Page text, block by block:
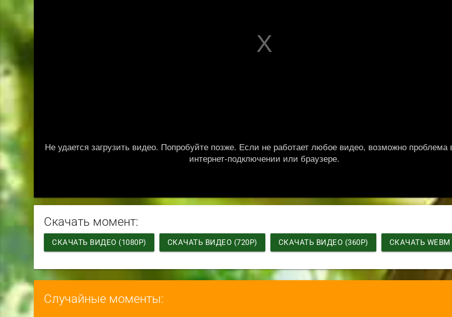
Скачать момент:
СКАЧАТЬ ВИДЕО (1080P) СКАЧАТЬ ВИДЕО (720P) СКАЧАТЬ ВИДЕО (360P) СКАЧАТЬ WEBM
Случайные моменты: